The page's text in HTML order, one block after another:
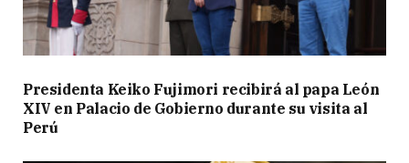
Presidenta Keiko Fujimori recibirá al papa León
XIV en Palacio de Gobierno durante su visita al
Perú